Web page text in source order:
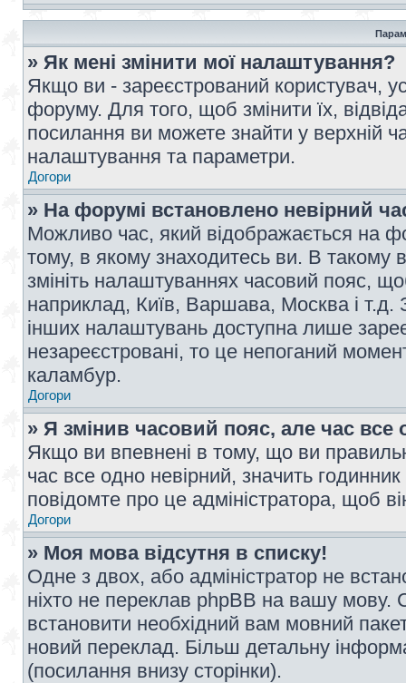
» Як мені змінити мої налаштування?
Якщо ви - зареєстрований користувач,
форуму. Для того, щоб змінити їх,
посилання ви можете знайти у верхній
налаштування та параметри.
Догори
» На форумі встановлено невірний
Можливо час, який відображається на
тому, в якому знаходитесь ви. В такому
змініть налаштуваннях часовий пояс,
наприклад, Київ, Варшава, Москва і т.д.
інших налаштувань доступна лише
незареєстровані, то це непоганий
каламбур.
Догори
» Я змінив часовий пояс, але час все
Якщо ви впевнені в тому, що ви
час все одно невірний, значить
повідомте про це адміністратора, щоб
Догори
» Моя мова відсутня в списку!
Одне з двох, або адміністратор не
ніхто не переклав phpBB на вашу мову.
встановити необхідний вам мовний
новий переклад. Більш детальну
(посилання внизу сторінки).